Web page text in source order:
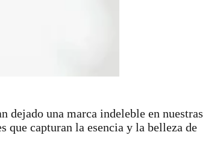
dejado una marca indeleble en nuestras
que capturan la esencia y la belleza de